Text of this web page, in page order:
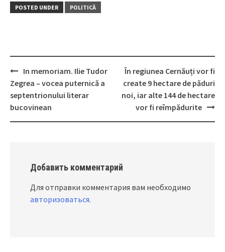
POSTED UNDER POLITICĂ
Post
navigation
In memoriam. Ilie Tudor
Zegrea – vocea puternică a
septentrionului literar
bucovinean
În regiunea Cernăuți vor fi
create 9 hectare de păduri
noi, iar alte 144 de hectare
vor fi reîmpădurite
Добавить комментарий
Для отправки комментария вам необходимо
авторизоваться.